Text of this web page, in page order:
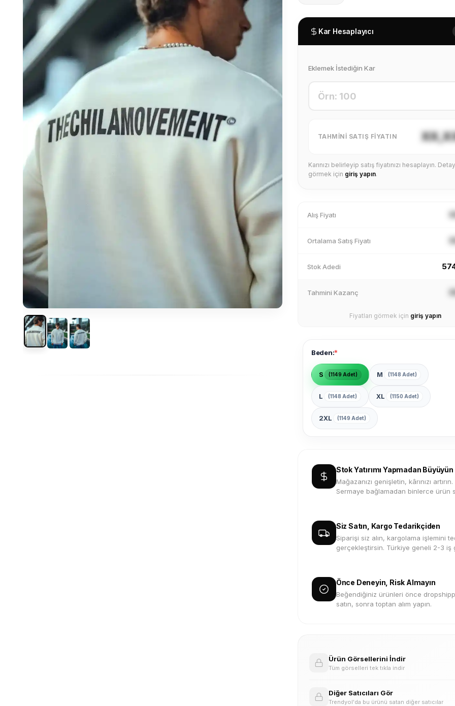
Kar Hesaplayıcı
Eklemek İstediğin Kar
TAHMINI SATIŞ FIYATIN
Karınızı belirleyip satış fiyatınızı hesaplayın.
görmek için giriş yapın.
Alış Fiyatı
Ortalama Satış Fiyatı
Stok Adedi
Tahmini Kazanç
Fiyatları görmek için giriş yapın
Beden:*
S (1149 Adet) M (1148 Adet)
L (1148 Adet) XL (1150 Adet)
2XL (1149 Adet)
Stok Yatırımı Yapmadan Büyüyün
Mağazanızı genişletin, kârınızı artırın.
Sermaye bağlamadan binlerce ürün
Siz Satın, Kargo Tedarikçiden
Siparişi siz alın, kargolama işlemini
gerçekleştirsin. Türkiye geneli 2-3 iş
Önce Deneyin, Risk Almayın
Beğendiğiniz ürünleri önce
satın, sonra toptan alım yapın.
Ürün Görsellerini İndir
Tüm görselleri tek tıkla indir
Diğer Satıcıları Gör
Trendyol'da bu ürünü satan diğer satıcılar